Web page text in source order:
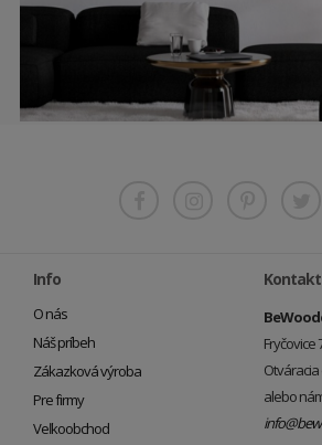
Info
O nás
Náš príbeh
Zákazková výroba
Pre firmy
Veľkoobchod
Kontakt
Fryčovice
Otváracia
alebo